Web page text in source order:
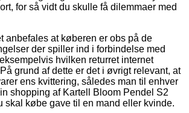
for så vidt du skulle få dilemmaer med
anbefales at køberen er obs på de
der spiller ind i forbindelse med
hvilken returret internet
grund af dette er det i øvrigt relevant, at
ens kvittering, således man til enhver
shopping af Kartell Bloom Pendel S2
skal købe gave til en mand eller kvinde.